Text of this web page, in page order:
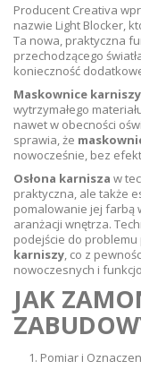
Producent Creativa
nazwie Light Blocker,
Ta nowa, praktyczna
przechodzącego
konieczność
Maskownice karniszy
wytrzymałego
nawet w obecności
sprawia, że
nowocześnie, bez
Osłona karnisza w
praktyczna, ale także
pomalowanie jej farbą
aranżacji wnętrza.
podejście do
karniszy, co z
nowoczesnych i
JAK
Pomiar i